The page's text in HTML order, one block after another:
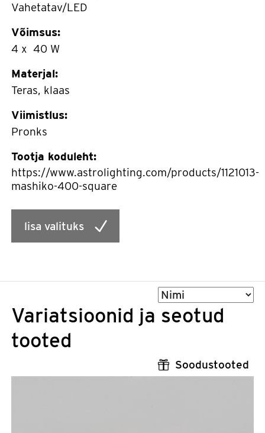
Vahetatav/LED
Võimsus:
4 x 40 W
Materjal:
Teras, klaas
Viimistlus:
Pronks
Tootja koduleht:
https://www.astrolighting.com/products/1121013-
mashiko-400-square
lisa valituks
Sorteeri
Variatsioonid ja seotud
tooted
Soodustooted